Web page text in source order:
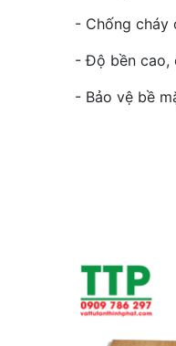
- Chống cháy
- Độ bền cao,
- Bảo vệ bề